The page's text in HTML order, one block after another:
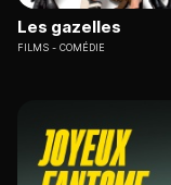
Les gazelles
FILMS COMÉDIE